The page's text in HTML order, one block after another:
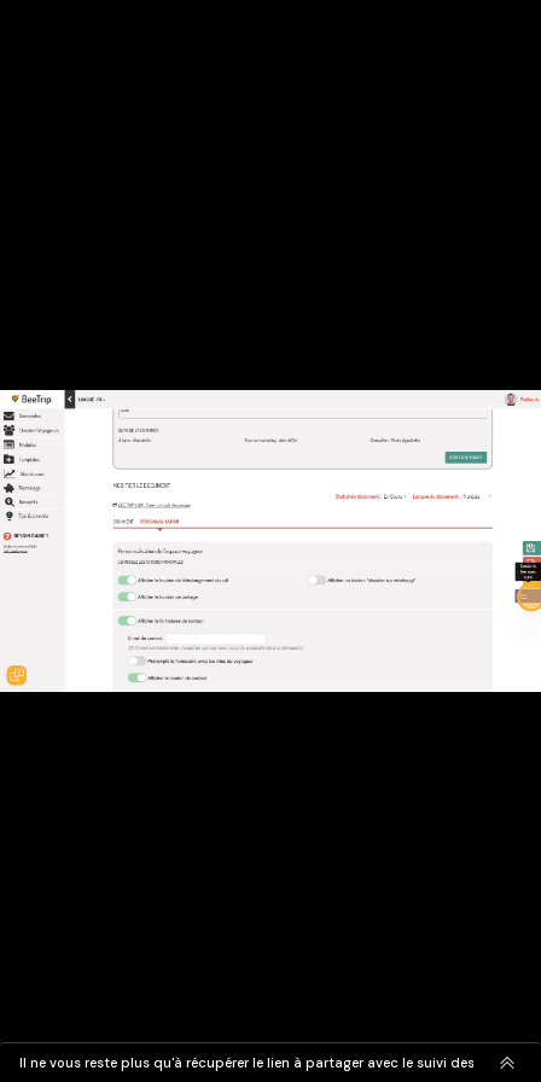
Il ne vous reste plus qu'à récupérer le lien à partager avec le suivi des vues.